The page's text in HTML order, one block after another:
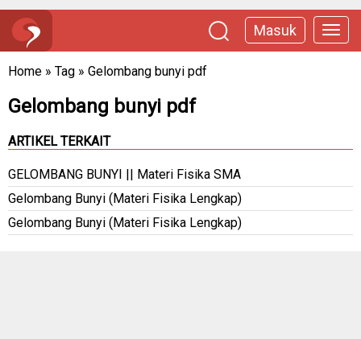
Masuk
Home » Tag » Gelombang bunyi pdf
Gelombang bunyi pdf
ARTIKEL TERKAIT
GELOMBANG BUNYI || Materi Fisika SMA
Gelombang Bunyi (Materi Fisika Lengkap)
Gelombang Bunyi (Materi Fisika Lengkap)